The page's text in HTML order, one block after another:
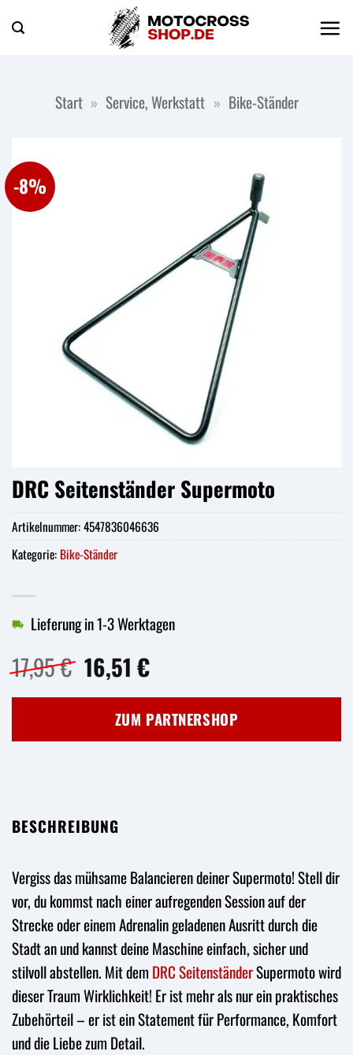
Inhalt
Start » Service, Werkstatt » Bike-Ständer
-8%
DRC Seitenständer Supermoto
17,95€ Ursprünglicher
Preis
war:
17,95 €
16,51 €Aktueller
ist:
16,51 €.
Lieferung in 1-3 Werktagen
ZUM PARTNERSHOP
Artikelnummer:4547836046636
Kategorie: Bike-Ständer
BESCHREIBUNG
Vergiss das mühsame Balancieren deiner Supermoto! Stell dir
vor, du kommst nach einer aufregenden Session auf der
Strecke oder einem Adrenalin geladenen Ausritt durch die
Stadt an und kannst deine Maschine einfach, sicher und
stilvoll abstellen. Mit dem DRCSeitenständerSupermoto wird
dieser Traum Wirklichkeit! Er ist mehr als nur ein praktisches
Zubehörteil – er ist ein Statement für Performance, Komfort
und die Liebe zum Detail.